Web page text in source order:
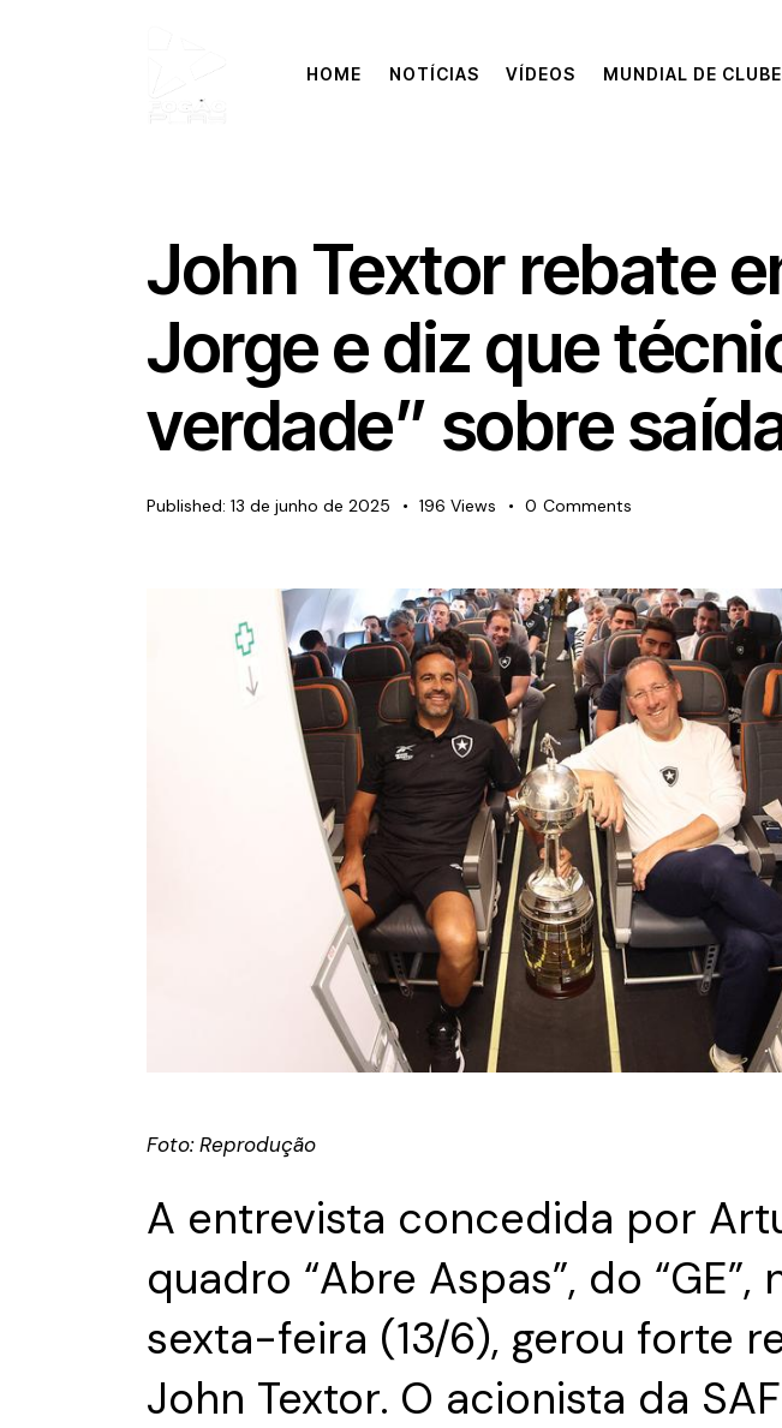
HOME NOTÍCIAS VÍDEOS MUNDIAL DE
John Textor rebate
Jorge e diz que
verdade” sobre
Published: 13 de junho de 2025 196 Views 0 Comments
Foto: Reprodução
A entrevista concedida por
quadro “Abre Aspas”, do “GE”,
sexta-feira (13/6), gerou forte
John Textor. O acionista da